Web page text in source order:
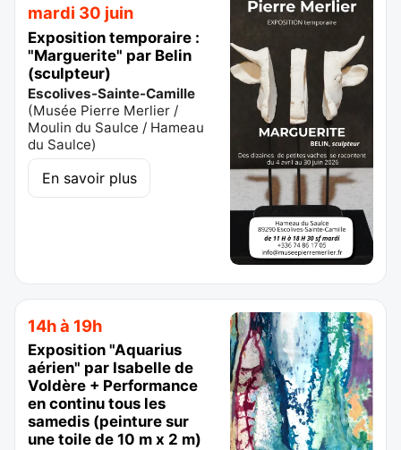
mardi 30 juin
Exposition temporaire :
"Marguerite" par Belin
(sculpteur)
Escolives-Sainte-Camille
(Musée Pierre Merlier /
Moulin du Saulce / Hameau
du Saulce)
En savoir plus
14h à 19h
Exposition "Aquarius
aérien" par Isabelle de
Voldère + Performance
en continu tous les
samedis (peinture sur
une toile de 10 m x 2 m)